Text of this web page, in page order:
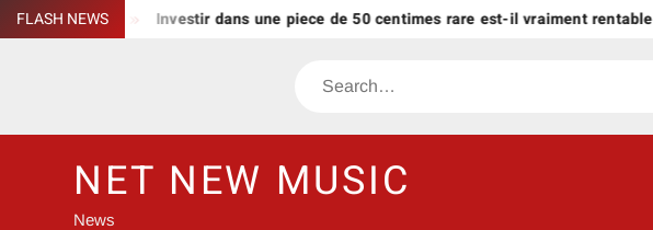
Skip
to
FLASH NEWS
? Investir dans une piece de 50 centimes rare est-il vraiment rentable ?
Search
NET NEW MUSIC
News